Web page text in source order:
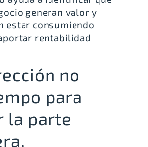
generan valor y
estar consumiendo
rentabilidad
no
para
la parte